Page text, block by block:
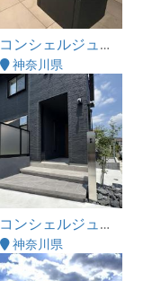
ガーデンコンシェルジュ株式会社
神奈川県
ガーデンコンシェルジュ株式会社
神奈川県